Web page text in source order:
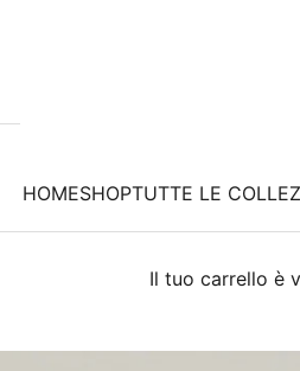
HOMESHOPTUTTE LE
Il tuo carrello è